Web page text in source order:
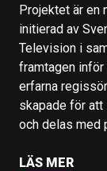
Projektet är en
initierad av
Television i
framtagen inför
erfarna
skapade för att
och delas med
LÄS MER